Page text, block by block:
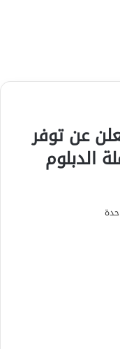
عن توفر
الدبلوم